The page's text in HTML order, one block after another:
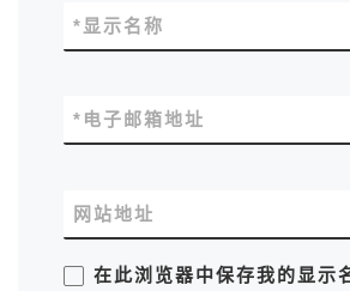
显示名称
*
电子邮箱地址
*
网站地址
在此浏览器中保存我的显示